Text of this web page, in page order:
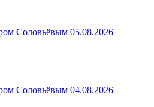
Соловьёвым 05.08.2026
Соловьёвым 04.08.2026